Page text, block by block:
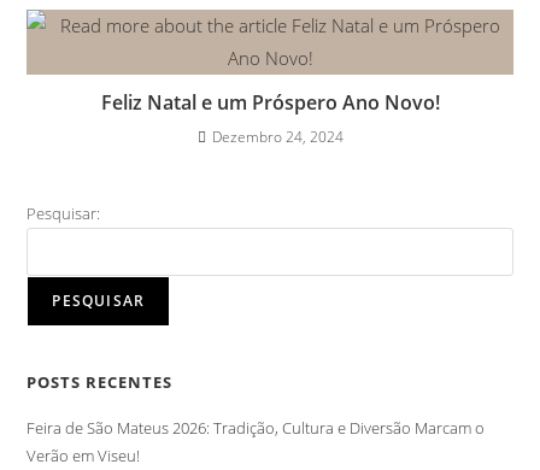
Feliz Natal e um Próspero Ano Novo!
Dezembro 24, 2024
Pesquisar:
PESQUISAR
POSTS RECENTES
Feira de São Mateus 2026: Tradição, Cultura e Diversão Marcam o
Verão em Viseu!